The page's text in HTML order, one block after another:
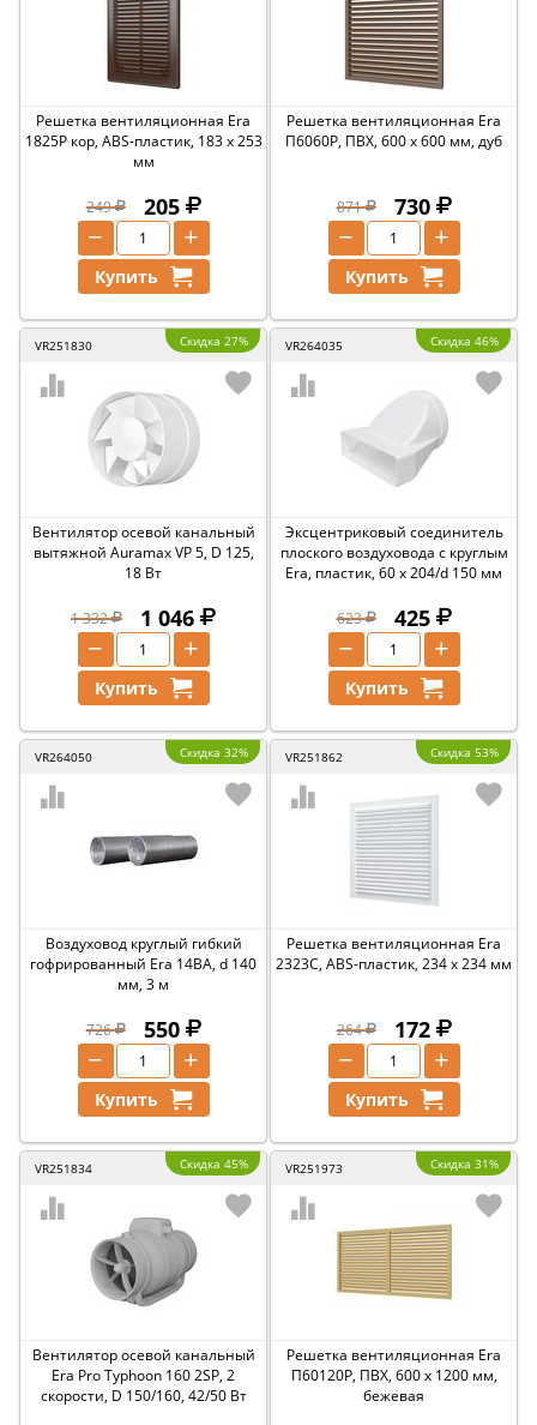
Решетка вентиляционная Era
1825Р кор, ABS-пластик, 183 x 253
мм
249 205
+
−
Купить
Решетка вентиляционная Era
П6060Р, ПВХ, 600 x 600 мм, дуб
871 730
+
−
Купить
VR251830 Скидка 27%
Вентилятор осевой канальный
вытяжной Auramax VP 5, D 125,
18 Вт
1 332 1 046
+
−
Купить
VR264035 Скидка 46%
Эксцентриковый соединитель
плоского воздуховода с круглым
Era, пластик, 60 x 204/d 150 мм
623 425
+
−
Купить
VR264050 Скидка 32%
Воздуховод круглый гибкий
гофрированный Era 14ВА, d 140
мм, 3 м
726 550
+
−
Купить
VR251862 Скидка 53%
Решетка вентиляционная Era
2323С, ABS-пластик, 234 x 234 мм
264 172
+
−
Купить
VR251834 Скидка 45%
Вентилятор осевой канальный
Era Pro Typhoon 160 2SP, 2
скорости, D 150/160, 42/50 Вт
VR251973 Скидка 31%
Решетка вентиляционная Era
П60120Р, ПВХ, 600 x 1200 мм,
бежевая